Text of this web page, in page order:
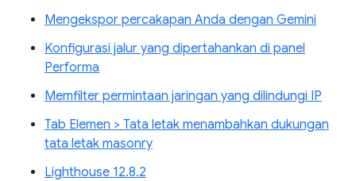
Mengekspor percakapan Anda dengan Gemini
Konfigurasi jalur yang dipertahankan di panel
Performa
Memfilter permintaan jaringan yang dilindungi IP
Tab Elemen > Tata letak menambahkan dukungan
tata letak masonry
Lighthouse 12.8.2